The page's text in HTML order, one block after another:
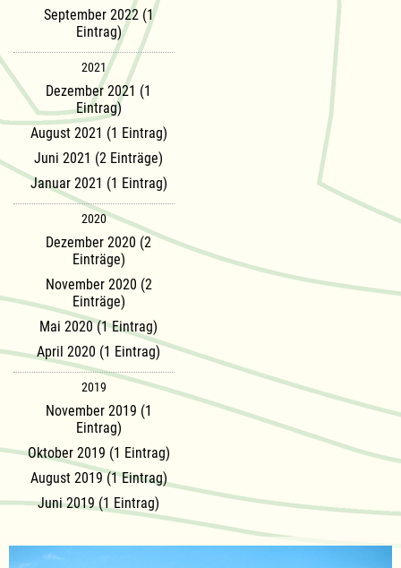
September 2022 (1
Eintrag)
2021
Dezember 2021 (1
Eintrag)
August 2021 (1 Eintrag)
Juni 2021 (2 Einträge)
Januar 2021 (1 Eintrag)
2020
Dezember 2020 (2
Einträge)
November 2020 (2
Einträge)
Mai 2020 (1 Eintrag)
April 2020 (1 Eintrag)
2019
November 2019 (1
Eintrag)
Oktober 2019 (1 Eintrag)
August 2019 (1 Eintrag)
Juni 2019 (1 Eintrag)